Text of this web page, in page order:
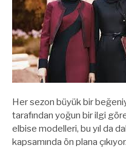
Her sezon büyük bir
tarafından yoğun bir ilgi
elbise modelleri, bu yıl da
kapsamında ön plana